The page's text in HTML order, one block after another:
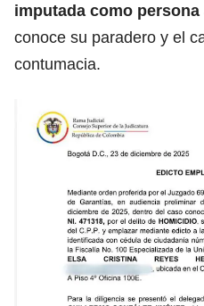
imputada como persona
conoce su paradero y el
contumacia.